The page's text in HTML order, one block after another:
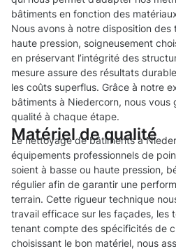
bâtiments en fonction des
Nous avons à notre disposition des
haute pression, soigneusement
en préservant l’intégrité des
mesure assure des résultats
les coûts superflus. Grâce à notre
bâtiments à Niedercorn, nous vous
qualité à chaque étape.
Matériel de qualité
Le nettoyage de bâtiments à
équipements professionnels de
soient à basse ou haute pression,
régulier afin de garantir une
terrain. Cette rigueur technique
travail efficace sur les façades, les
tenant compte des spécificités de
choisissant le bon matériel, nous